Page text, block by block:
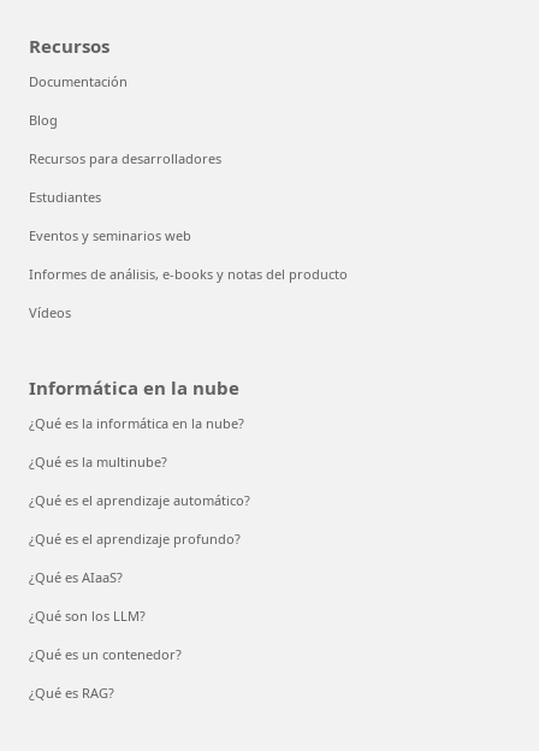
Recursos
Documentación
Blog
Recursos para desarrolladores
Estudiantes
Eventos y seminarios web
Informes de análisis, e-books y notas del producto
Vídeos
Informática en la nube
¿Qué es la informática en la nube?
¿Qué es la multinube?
¿Qué es el aprendizaje automático?
¿Qué es el aprendizaje profundo?
¿Qué es AIaaS?
¿Qué son los LLM?
¿Qué es un contenedor?
¿Qué es RAG?